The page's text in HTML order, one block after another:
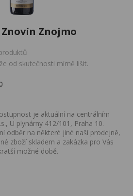
Znojmo
od skutečnosti mírně lišit.
je aktuální na centrálním
U plynárny 412/101, Praha 10.
odběr na některé jiné naší prodejně,
zboží skladem a zakázka pro Vás
možné době.